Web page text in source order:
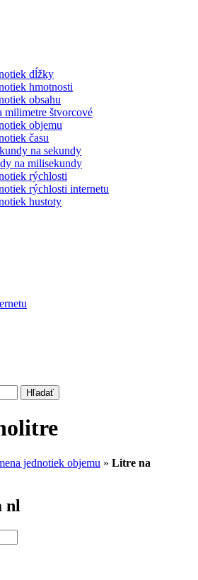
dĺžky
hmotnosti
obsahu
milimetre štvorcové
objemu
času
na sekundy
na milisekundy
rýchlosti
rýchlosti internetu
hustoty
Hľadať
jednotiek objemu » Litre na
nl